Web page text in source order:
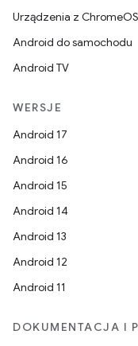
Urządzenia z ChromeOS
Android do samochodu
Android TV
WERSJE
Android 17
Android 16
Android 15
Android 14
Android 13
Android 12
Android 11
DOKUMENTACJA I